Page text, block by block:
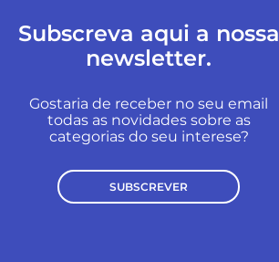
Subscreva aqui a nossa
newsletter.
Gostaria de receber no seu email
todas as novidades sobre as
categorias do seu interese?
SUBSCREVER